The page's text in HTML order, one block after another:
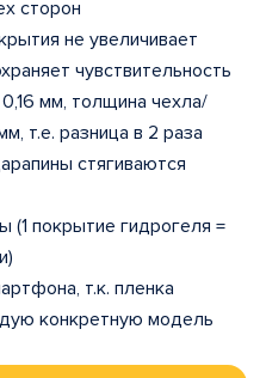
сторон
не увеличивает
чувствительность
мм, толщина чехла/
т.е. разница в 2 раза
стягиваются
(1 покрытие гидрогеля =
т.к. пленка
конкретную модель